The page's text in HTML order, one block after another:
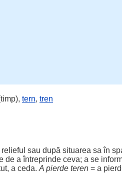
tern, tren
relieful sau după situarea sa în
de aîntreprinde ceva; a se
, a ceda. A pierde teren = a